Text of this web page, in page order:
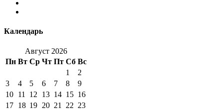
Календарь
Август 2026
Пн Вт Ср Чт Пт Сб Вс
1
2
3
4 5 6 7 8
9
10 11 12 13 14 15 16
17 18 19 20 21 22 23